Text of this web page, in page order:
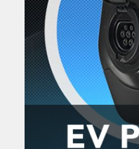
Igor Kukec Brmbi
Slaven Gajdek
MTC - Moto Tour Croatia
Moto putopisi
Vikend vožnje
Zanimljivost
Najave i noviteti